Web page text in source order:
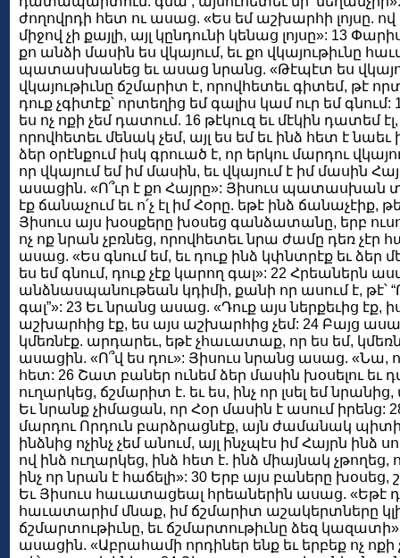
ժողովրդի հետ ու ասաց. «Ես եմ աշխարհի լոյսը.
միջով չի քայլի, այլ կընդունի կենաց լոյսը»: 13
քո անձի մասին ես վկայում, եւ քո վկայութիւնը
պատասխանեց եւ ասաց նրանց. «Թէպէտ ես
վկայութիւնը ճշմարիտ է, որովհետեւ գիտեմ, թէ
դուք չգիտէք՝ որտեղից եմ գալիս կամ ուր եմ
ես ոչ ոքի չեմ դատում. 16 թէկուզ եւ մէկին
որովհետեւ մենակ չեմ, այլ ես եմ եւ ինձ հետ է նաեւ
ձեր օրէնքում իսկ գրուած է, որ երկու մարդու
որ վկայում եմ իմ մասին, եւ վկայում է իմ մասին
ասացին. «Ո՞ւր է քո Հայրը»: Յիսուս պատասխան
էք ճանաչում եւ ո՛չ էլ իմ Հօրը. եթէ ինձ ճանաչէիք,
Յիսուս այս խօսքերը խօսեց գանձատանը, երբ
ոչ ոք նրան չբռնեց, որովհետեւ նրա ժամը դեռ չէր
ասաց. «Ես գնում եմ, եւ դուք ինձ կփնտրէք եւ ձեր
ես եմ գնում, դուք չէք կարող գալ»: 22 Հրեաներն
անձնասպանութեան կդիմի, քանի որ ասում է, թէ՝
գալ”»: 23 Եւ նրանց ասաց. «Դուք այս ներքեւից էք,
աշխարհից էք, ես այս աշխարհից չեմ: 24 Բայց
կմեռնէք. արդարեւ, եթէ չհաւատաք, որ ես եմ,
ասացին. «Ո՞վ ես դու»: Յիսուս նրանց ասաց. «Նա,
հետ: 26 Շատ բաներ ունեմ ձեր մասին խօսելու եւ
ուղարկեց, ճշմարիտ է. եւ ես, ինչ որ լսել եմ
Եւ նրանք չիմացան, որ Հօր մասին է ասում իրենց:
մարդու Որդուն բարձրացնէք, այն ժամանակ պիտի
ինձնից ոչինչ չեմ անում, այլ ինչպէս իմ Հայրն ինձ
ով ինձ ուղարկեց, ինձ հետ է. ինձ միայնակ չթողեց,
ինչ որ նրան է հաճելի»: 30 Երբ այս բաները
Եւ Յիսուս հաւատացեալ հրեաներին ասաց. «Եթէ
հաւատարիմ մնաք, իմ ճշմարիտ աշակերտները
ճշմարտութիւնը, եւ ճշմարտութիւնը ձեզ
ասացին. «Աբրահամի որդիներ ենք եւ երբեք ոչ ոքի